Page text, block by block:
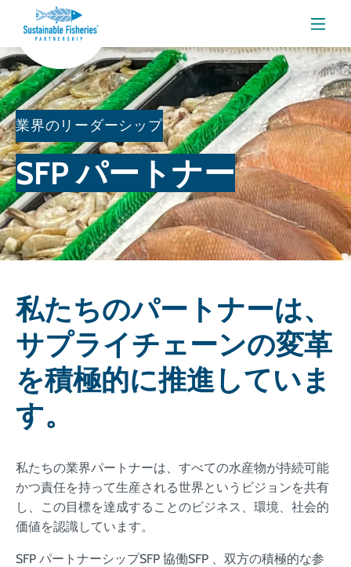
メニ
業界のリーダーシップ
SFP パートナー
私たちのパートナーは、
サプライチェーンの変革
を積極的に推進していま
す。
私たちの業界パートナーは、すべての水産物が持続可能
かつ責任を持って生産される世界というビジョンを共有
し、この目標を達成することのビジネス、環境、社会的
価値を認識しています。
SFP パートナーシップSFP 協働SFP 、双方の積極的な参